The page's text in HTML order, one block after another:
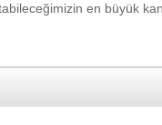
en büyük